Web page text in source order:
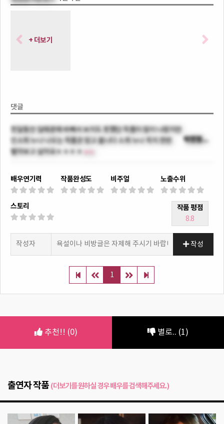
+ 더보기
댓글
박민정지찬빨갱이도시
한달동안 일때문에 바빠서 보지도 못했던 작품이 많이 나왔지만
안소희 누나 나오는 작품은 믿고 봅니다 소희 누나 꼭지 한번
빨아보고 싶어요ㅎㅎㅎㅎ
배우연기력 작품완성도 비주얼 노출수위
스토리 작품 평점
8.8
작성
1
추천!! (0) 별로.. (1)
출연자 작품 (더보기를 원하실 경우 배우를 검색해주세요.)